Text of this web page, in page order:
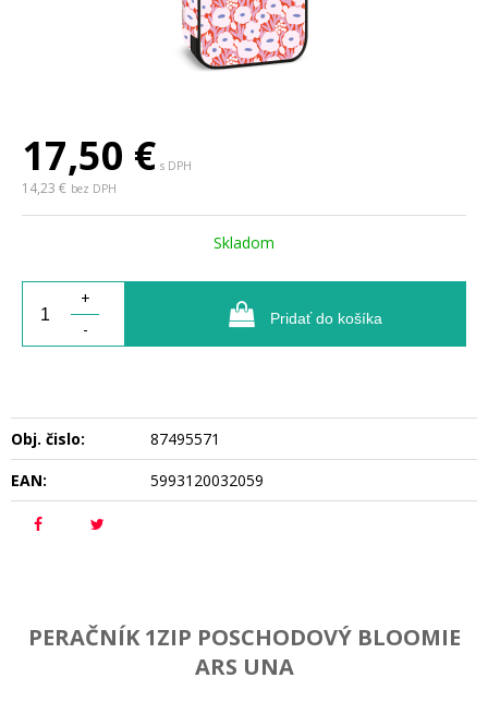
17,50 € s DPH
14,23 € bez DPH
Skladom
+
-
Pridať do košíka
Obj. čislo:
87495571
EAN:
5993120032059
PERAČNÍK 1ZIP POSCHODOVÝ BLOOMIE
ARS UNA